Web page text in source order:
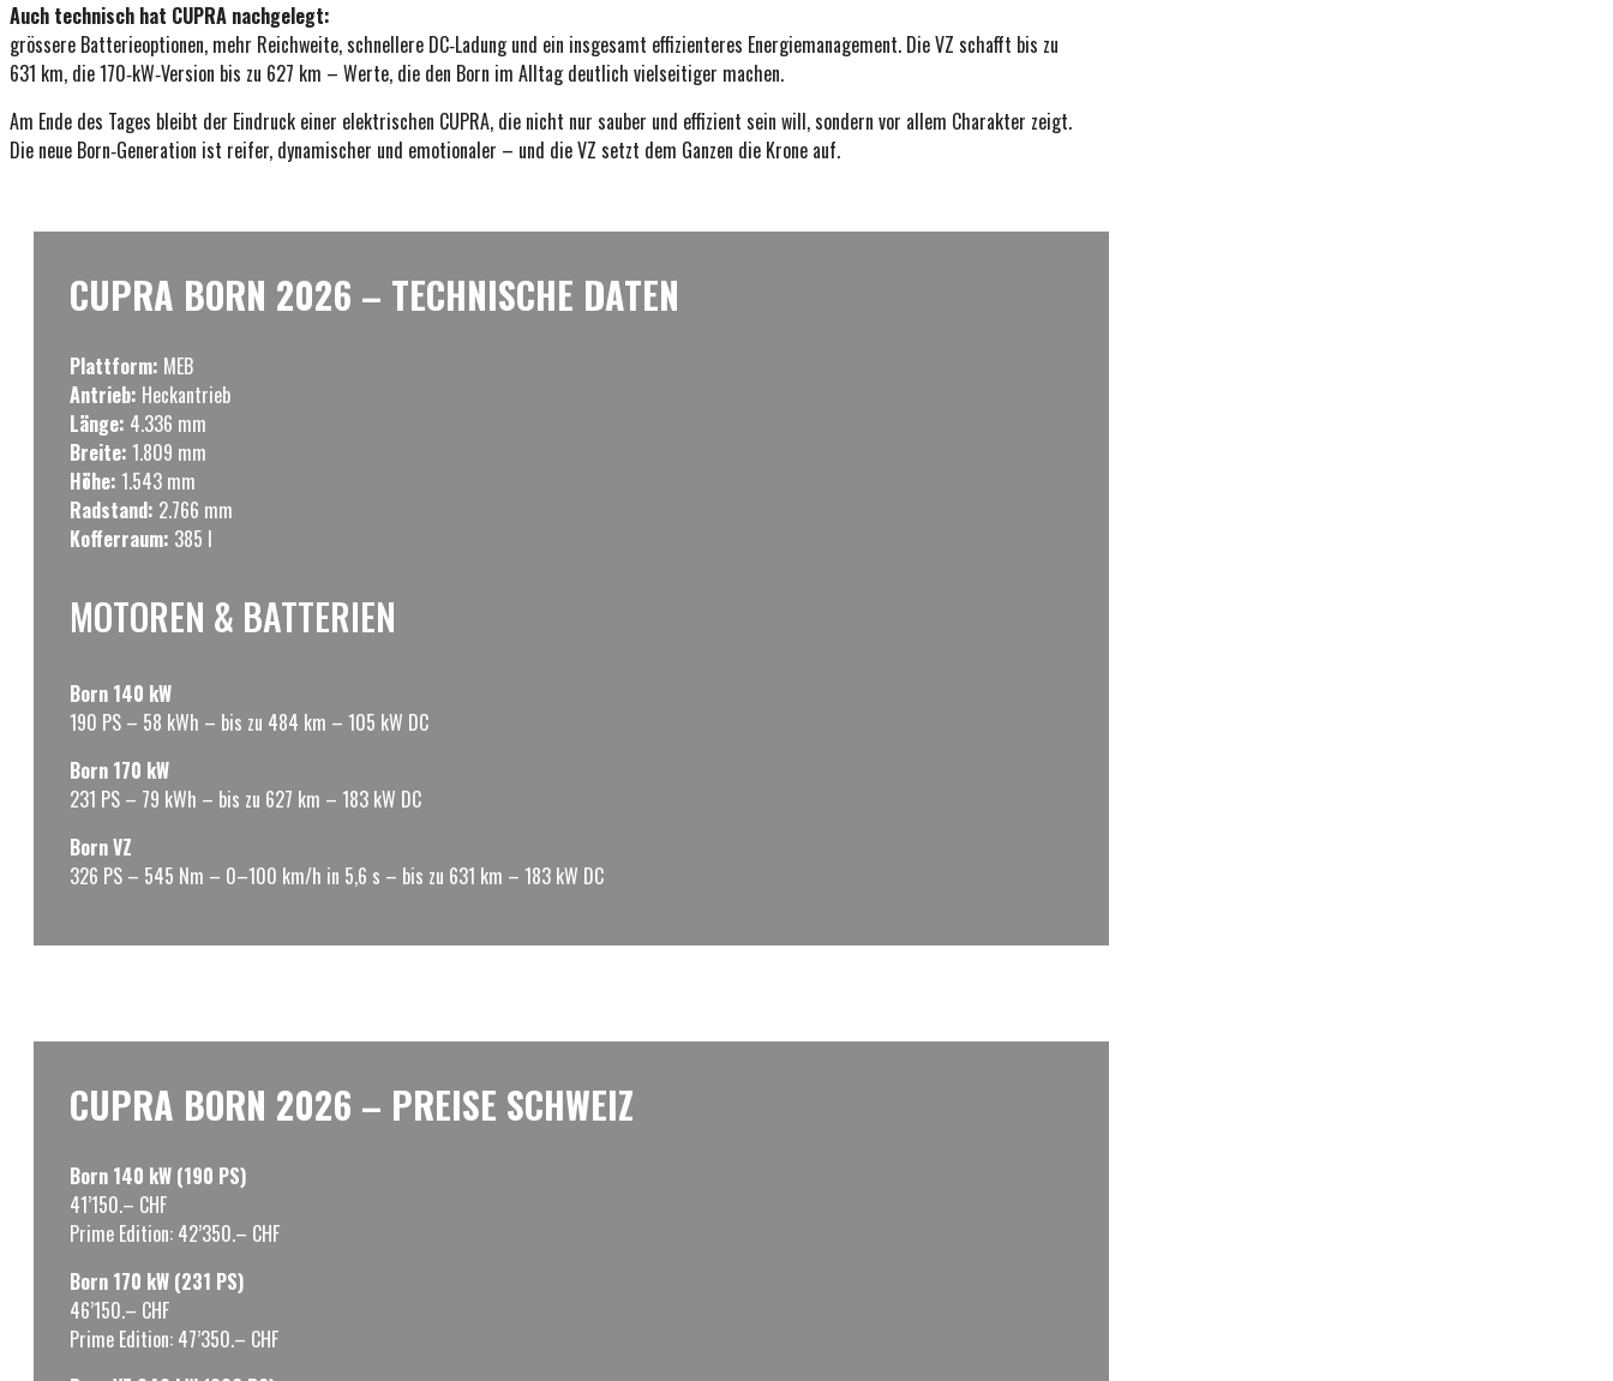
Auch technisch hat CUPRA nachgelegt:
grössere Batterieoptionen, mehr Reichweite, schnellere DC‑Ladung und ein insgesamt effizienteres Energiemanagement. Die VZ schafft bis zu
631 km, die 170‑kW‑Version bis zu 627 km – Werte, die den Born im Alltag deutlich vielseitiger machen.
Am Ende des Tages bleibt der Eindruck einer elektrischen CUPRA, die nicht nur sauber und effizient sein will, sondern vor allem Charakter zeigt.
Die neue Born‑Generation ist reifer, dynamischer und emotionaler – und die VZ setzt dem Ganzen die Krone auf.
CUPRA BORN 2026 – TECHNISCHE DATEN
Plattform: MEB
Antrieb: Heckantrieb
Länge: 4.336 mm
Breite: 1.809 mm
Höhe: 1.543 mm
Radstand: 2.766 mm
Kofferraum: 385 l
MOTOREN & BATTERIEN
Born 140 kW
190 PS – 58 kWh – bis zu 484 km – 105 kW DC
Born 170 kW
231 PS – 79 kWh – bis zu 627 km – 183 kW DC
Born VZ
326 PS – 545 Nm – 0–100 km/h in 5,6 s – bis zu 631 km – 183 kW DC
CUPRA BORN 2026 – PREISE SCHWEIZ
Born 140 kW (190 PS)
41’150.– CHF
Prime Edition: 42’350.– CHF
Born 170 kW (231 PS)
46’150.– CHF
Prime Edition: 47’350.– CHF